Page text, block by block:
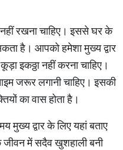
रखना चाहिए। इससे घर के
है। आपको हमेशा मुख्य द्वार
इकठ्ठा नहीं करना चाहिए।
जरूर लगानी चाहिए। इसकी
का वास होता है।
मुख्य द्वार के लिए यहां बताए
जीवन में सदैव खुशहाली बनी